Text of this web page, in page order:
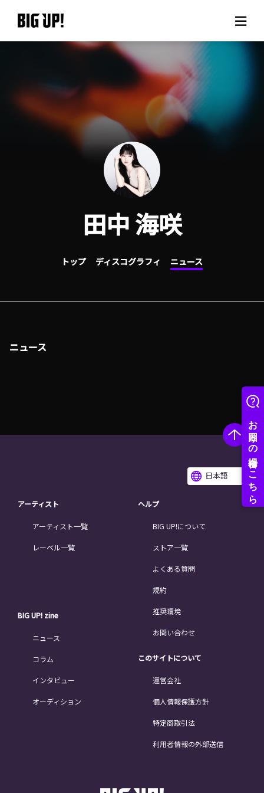
BIG UP!について
ニュース
料金プラン
サポート
ご利用の流れ
よくある質問
田中 海咲
トップ ディスコグラフィ ニュース
ニュース
日本語
アーティスト
アーティスト一覧
レーベル一覧
BIG UP! zine
ニュース
コラム
インタビュー
オーディション
ヘルプ
BIG UP!について
ストア一覧
よくある質問
規約
推奨環境
お問い合わせ
このサイトについて
運営会社
個人情報保護方針
特定商取引法
利用者情報の外部送信